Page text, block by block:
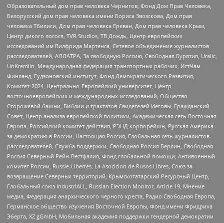
Образовательный дом прав человека Чернигов, Фонд Дом Прав Человека,
Белорусский дом прав человека имени Бориса Звозскова, Дом прав
человека Тбилиси, Дом прав человека Ереван, Дом прав человека Крым,
Центр дикого лосося, TVR Studios, ТВ Дождь, Центр европейских
исследований им Вилфрида Мартенса, Сетевое объединение журналистов
расследователей, АЛЛАТРА, За свободную Россию, Свободная Бурятия, Uralic,
UnKremlin, Международная федерация транспортных рабочих, ИстЧам
Финланд, Гудзоновский институт, Фонд Демократического Развития,
Комитет-2024, Центрально-Европейский университет, Центр
восточноевропейских и международных исследований, Общество
Сторожевой башни, Библии и трактатов Свидетелей Иеговы, Гражданский
Совет, Центр анализа европейской политики, Академическая сеть Восточная
Европа, Российский комитет действия, РЭНД корпорейшн, Русская Америка
за демократию в России, Настоящая Россия, Глобальная сеть журналистов-
расследователей, Служба поддержки, Свободная Россия Берлин, Свободная
Россия Северный Рейн-Вестфалия, Фонд глобальной помощи, Антивоенный
комитет России, Russie-Libertes, La Asocicion de Rusos Libres, Союз за
возвращение Северных территорий, Крымскотатарский Ресурсный Центр,
Глобальный союз IndustriALL, Russian Election Monitor, Article 19, Мнение
медиа, Федерация анархического черного креста, Радио Свободная Европа,
Германское общество изучения Восточной Европы, Фонд имени Фридриха
Эберта, XZ gGmbH, Мобильная академия поддержки гендерной демократии